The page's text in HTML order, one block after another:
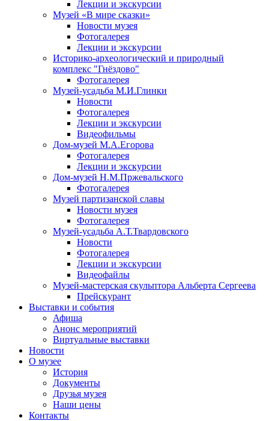
Лекции и экскурсии
Музей «В мире сказки»
Новости музея
Фотогалерея
Лекции и экскурсии
Историко-археологический и природный
комплекс "Гнёздово"
Фотогалерея
Музей-усадьба М.И.Глинки
Новости
Фотогалерея
Лекции и экскурсии
Видеофильмы
Дом-музей М.А.Егорова
Фотогалерея
Лекции и экскурсии
Дом-музей Н.М.Пржевальского
Фотогалерея
Музей партизанской славы
Новости музея
Фотогалерея
Музей-усадьба А.Т.Твардовского
Новости
Фотогалерея
Лекции и экскурсии
Видеофайлы
Музей-мастерская скульптора Альберта Сергеева
Прейскурант
Выставки и события
Афиша
Анонс мероприятий
Виртуальные выставки
Новости
О музее
История
Документы
Друзья музея
Наши цены
Контакты